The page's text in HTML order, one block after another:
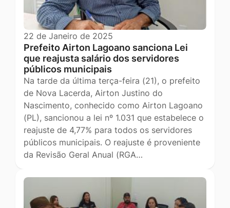
22 de Janeiro de 2025
Prefeito Airton Lagoano sanciona Lei
que reajusta salário dos servidores
públicos municipais
Na tarde da última terça-feira (21), o prefeito
de Nova Lacerda, Airton Justino do
Nascimento, conhecido como Airton Lagoano
(PL), sancionou a lei nº 1.031 que estabelece o
reajuste de 4,77% para todos os servidores
públicos municipais. O reajuste é proveniente
da Revisão Geral Anual (RGA…